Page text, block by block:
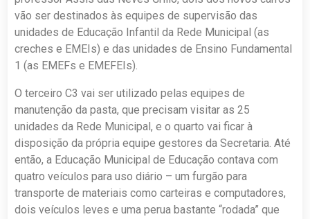
vão ser destinados às equipes de supervisão das
unidades de Educação Infantil da Rede Municipal (as
creches e EMEIs) e das unidades de Ensino Fundamental
1 (as EMEFs e EMEFEIs).
O terceiro C3 vai ser utilizado pelas equipes de
manutenção da pasta, que precisam visitar as 25
unidades da Rede Municipal, e o quarto vai ficar à
disposição da própria equipe gestores da Secretaria. Até
então, a Educação Municipal de Educação contava com
quatro veículos para uso diário – um furgão para
transporte de materiais como carteiras e computadores,
dois veículos leves e uma perua bastante “rodada” que